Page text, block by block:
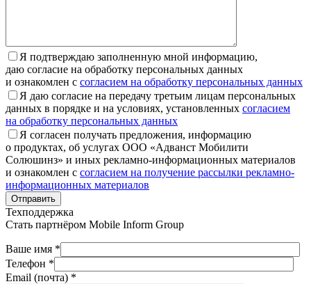
Я подтверждаю заполненную мной информацию,
даю согласие на обработку персональных данных
и ознакомлен с согласием на обработку персональных данных
Я даю согласие на передачу третьим лицам персональных
данных в порядке и на условиях, установленных согласием
на обработку персональных данных
Я согласен получать предложения, информацию
о продуктах, об услугах ООО «Адванст Мобилити
Солюшинз» и иных рекламно-информационных материалов
и ознакомлен с согласием на получение рассылки рекламно-
информационных материалов
Отправить
Техподдержка
Стать партнёром Mobile Inform Group
Ваше имя *
Телефон *
Email (почта) *